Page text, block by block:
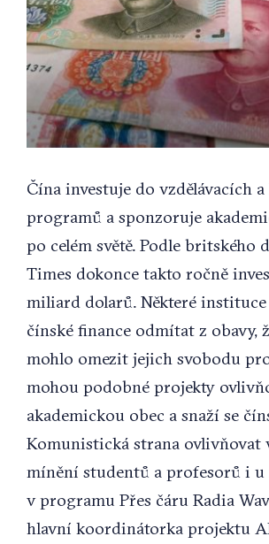
Čína investuje do vzdělávacích
programů a sponzoruje
po celém světě. Podle britského
Times dokonce takto ročně
miliard dolarů. Některé instituce
čínské finance odmítat z obavy,
mohlo omezit jejich svobodu
mohou podobné projekty
akademickou obec a snaží se
Komunistická strana ovlivňovat
mínění studentů a profesorů i u
v programu Přes čáru Radia
hlavní koordinátorka projektu